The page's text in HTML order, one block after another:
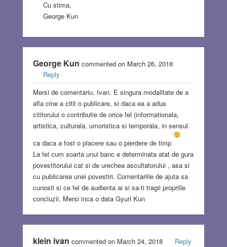
Cu stima,
George Kun
George Kun commented on March 26, 2018
Reply
Mersi de comentariu, Ivan. E singura modalitate de a
afla cine a citit o publicare, si daca ea a adus
cititorului o contributie de orice fel (informationala,
artistica, culturala, umoristica si temporala, in sensul
ca daca a fost o placere sau o pierdere de timp
La fel cum soarta unui banc e determinata atat de gura
povestitorului cat si de urechea ascultatorului , asa si
cu publicarea unei povestiri. Comentariile de ajuta sa
cunosti si ce fel de audienta ai si sa-ti tragii propriile
concluzii. Mersi inca o data Gyuri Kun
klein ivan commented on March 24, 2018
Reply